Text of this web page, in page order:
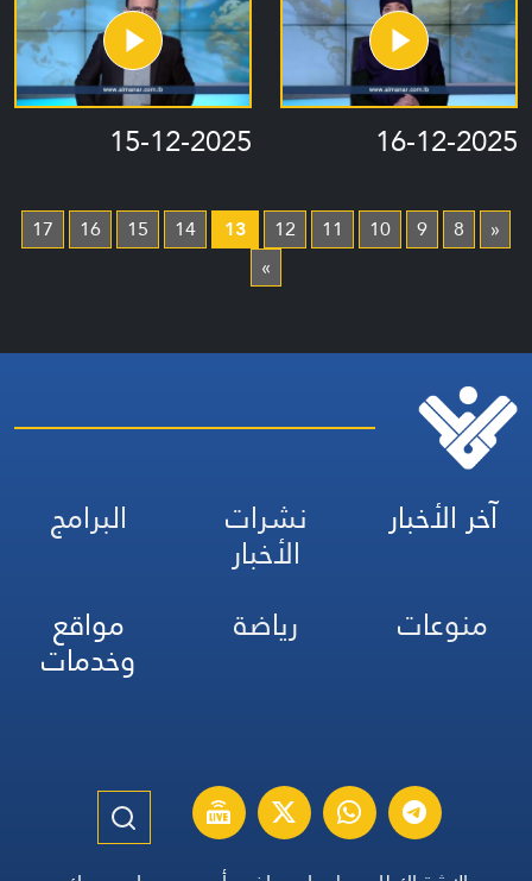
16-12-2025
15-12-2025
«
8
9
10
11
12
13
14
15
16
17
»
آخر الأخبار نشرات
الأخبار
البرامج
منوعات
رياضة مواقع
وخدمات